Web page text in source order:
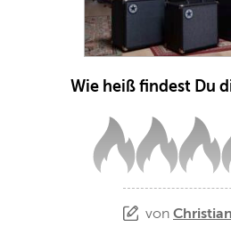
Wie heiß findest Du
von